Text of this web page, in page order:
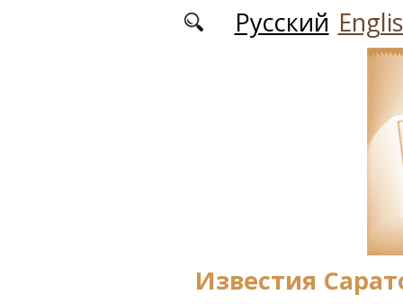
Перейти к основному содержаниюРусский
Известия